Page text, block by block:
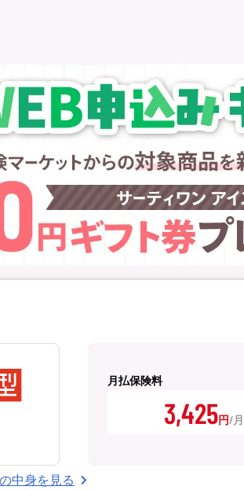
月払保険料
3,425円
中身を見る